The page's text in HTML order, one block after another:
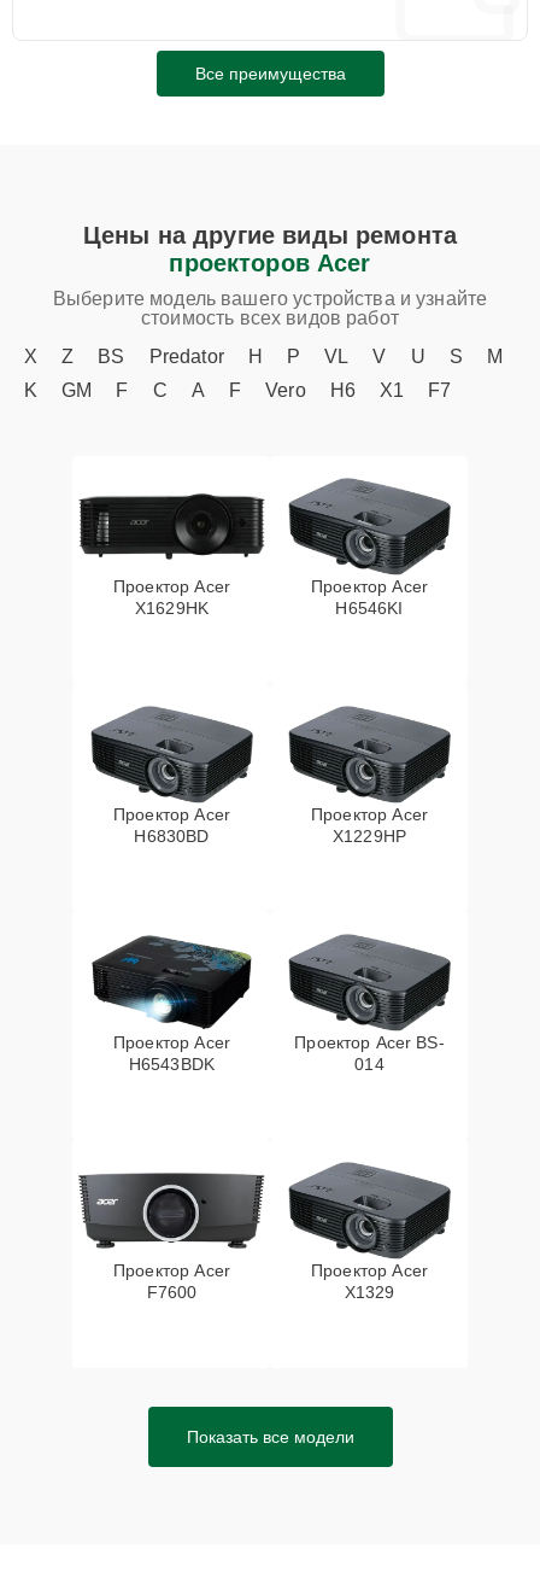
Все преимущества
Цены на другие виды ремонта
проекторов Acer
Выберите модель вашего устройства и узнайте
стоимость всех видов работ
X
Z BS Predator H P VL V U S
M
K
GM F C A F Vero H6 X1 F7
Проектор Acer
X1629HK
Проектор Acer
H6546KI
Проектор Acer
H6830BD
Проектор Acer
X1229HP
Проектор Acer
H6543BDK
Проектор Acer BS-
014
Проектор Acer
F7600
Проектор Acer
X1329
Показать все модели